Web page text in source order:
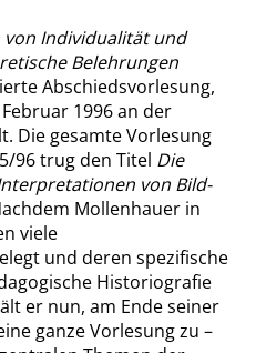
von Individualität und
Belehrungen
Abschiedsvorlesung,
1996 an der
Die gesamte Vorlesung
96 trug den Titel Die
von Bild-
Mollenhauer in
viele
und deren spezifische
Historiografie
er nun, am Ende seiner
ganze Vorlesung zu –